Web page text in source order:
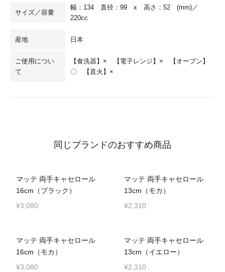
サイズ／容量
幅：134 直径：99 x 高さ：52 (mm)／
220cc
産地 日本
ご使用につい
て
【食洗器】× 【電子レンジ】× 【オーブン】
〇 【直火】×
同じブランドのおすすめ商品
マッテ 両手キャセロール
16cm（ブラック）
¥3,080
マッテ 両手キャセロール
13cm（モカ）
¥2,310
マッテ 両手キャセロール
16cm（モカ）
¥3,080
マッテ 両手キャセロール
13cm（イエロー）
¥2,310